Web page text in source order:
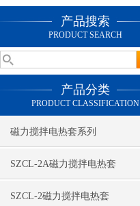
产品搜索
PRODUCT SEARCH
产品分类
PRODUCT CLASSIFICATION
磁力搅拌电热套系列
SZCL-2A磁力搅拌电热套
SZCL-2磁力搅拌电热套